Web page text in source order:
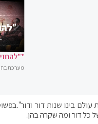
מערכת
עולם בינו שנות דור
כל דור ומה שקרה בהן.